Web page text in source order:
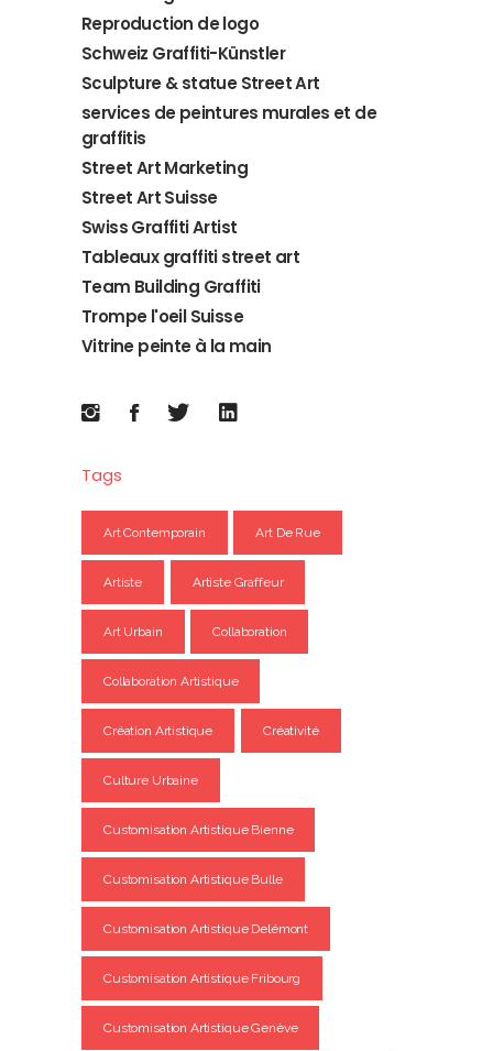
Reproduction de logo
Schweiz Graffiti-Künstler
Sculpture & statue Street Art
services de peintures murales et de
graffitis
Street Art Marketing
Street Art Suisse
Swiss Graffiti Artist
Tableaux graffiti street art
Team Building Graffiti
Trompe l'oeil Suisse
Vitrine peinte à la main
Tags
Art Contemporain Art De Rue
Artiste Artiste Graffeur
Art Urbain Collaboration
Collaboration Artistique
Création Artistique Créativité
Culture Urbaine
Customisation Artistique Bienne
Customisation Artistique Bulle
Customisation Artistique Delémont
Customisation Artistique Fribourg
Customisation Artistique Genève